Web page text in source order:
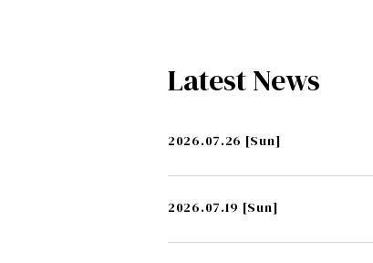
Latest News
2026.07.26 [Sun]
2026.07.19 [Sun]